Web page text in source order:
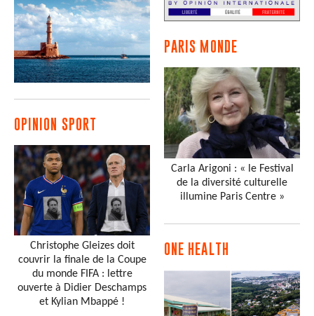
OPINION SPORT
Christophe Gleizes doit
couvrir la finale de la Coupe
du monde FIFA : lettre
ouverte à Didier Deschamps
et Kylian Mbappé !
PARIS MONDE
Carla Arigoni : « le Festival
de la diversité culturelle
illumine Paris Centre »
ONE HEALTH